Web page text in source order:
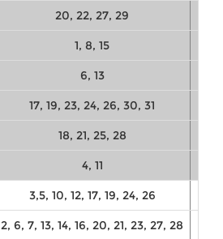
20, 22, 27, 29
1, 8, 15
6, 13
17, 19, 23, 24, 26, 30, 31
18, 21, 25, 28
4, 11
3,5, 10, 12, 17, 19, 24, 26
2, 6, 7, 13, 14, 16, 20, 21, 23, 27, 28